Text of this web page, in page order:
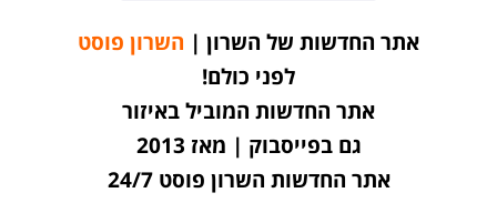
אתר החדשות של השרון | השרון פוסט
לפני כולם!
אתר החדשות המוביל באיזור
גם בפייסבוק | מאז 2013
אתר החדשות השרון פוסט 24/7